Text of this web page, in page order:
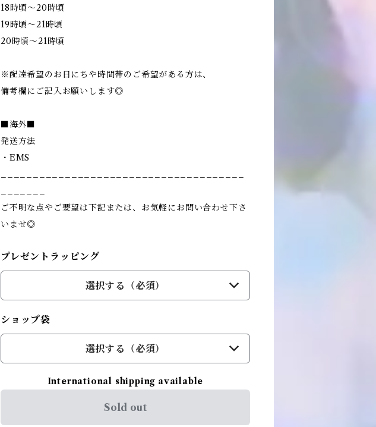
18時頃～20時頃
19時頃～21時頃
20時頃～21時頃
※配達希望のお日にちや時間帯のご希望がある方は、
備考欄にご記入お願いします◎
■海外■
発送方法
・EMS
ご不明な点やご要望は下記または、お気軽にお問い合わせ下さ
いませ◎
プレゼントラッピング
選択する（必須）
ショップ袋
選択する（必須）
International shipping available
Sold out